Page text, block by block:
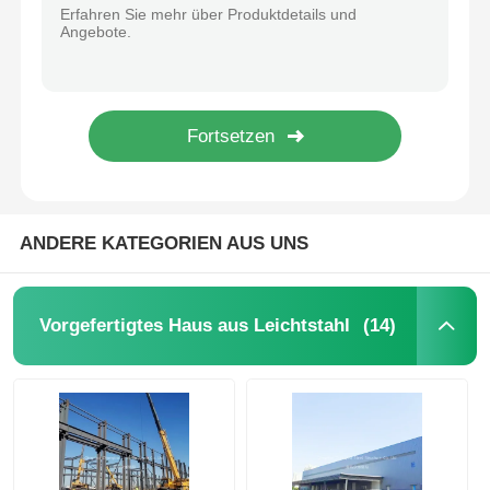
Stahlgewerbe
Stahlbaustoff
Stahlkonstruktions-Geflügelstall
Stahlkonstruktion Wasserbehälter Turm
Stahlfertigbau für Industrie-Werkstatt-Lager
ANDERE KATEGORIEN AUS UNS
Vorgefertigtes Haus aus Leichtstahl (14)